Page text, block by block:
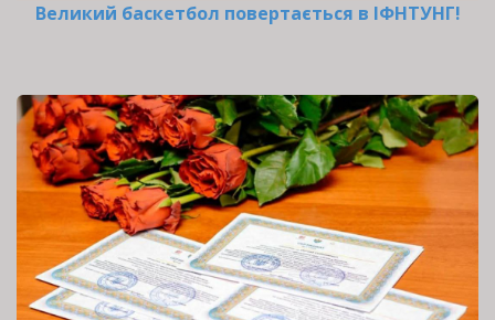
Великий баскетбол повертається в ІФНТУНГ!